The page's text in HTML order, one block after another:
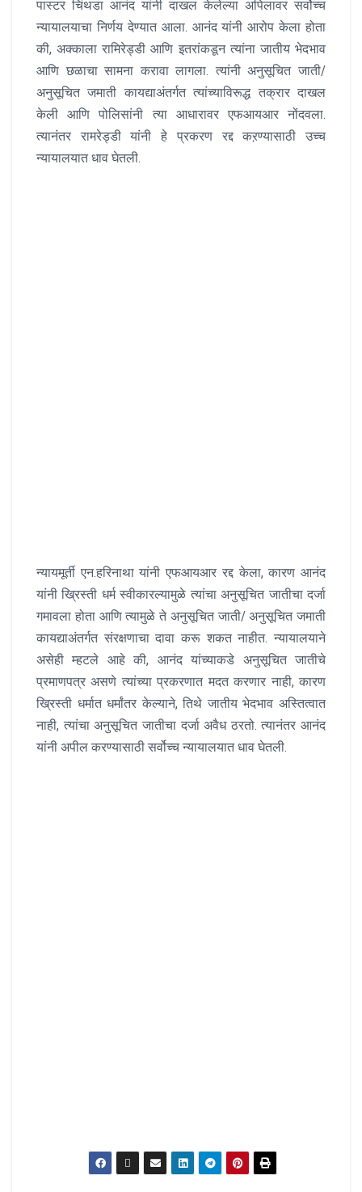
पास्टर चिंथडा आनंद यांनी दाखल केलेल्या अपिलावर सर्वोच्च
न्यायालयाचा निर्णय देण्यात आला. आनंद यांनी आरोप केला होता
की, अक्काला रामिरेड्डी आणि इतरांकडून त्यांना जातीय भेदभाव
आणि छळाचा सामना करावा लागला. त्यांनी अनुसूचित जाती/
अनुसूचित जमाती कायद्याअंतर्गत त्यांच्याविरूद्ध तक्रार दाखल
केली आणि पोलिसांनी त्या आधारावर एफआयआर नोंदवला.
त्यानंतर रामरेड्डी यांनी हे प्रकरण रद्द कऱण्यासाठी उच्च
न्यायालयात धाव घेतली.
न्यायमूर्ती एन.हरिनाथा यांनी एफआयआर रद्द केला, कारण आनंद
यांनी ख्रिस्ती धर्म स्वीकारल्यामुळे त्यांचा अनुसूचित जातीचा दर्जा
गमावला होता आणि त्यामुळे ते अनुसूचित जाती/ अनुसूचित जमाती
कायद्याअंतर्गत संरक्षणाचा दावा करू शकत नाहीत. न्यायालयाने
असेही म्हटले आहे की, आनंद यांच्याकडे अनुसूचित जातीचे
प्रमाणपत्र असणे त्यांच्या प्रकरणात मदत करणार नाही, कारण
ख्रिस्ती धर्मात धर्मांतर केल्याने, तिथे जातीय भेदभाव अस्तित्वात
नाही, त्यांचा अनुसूचित जातीचा दर्जा अवैध ठरतो. त्यानंतर आनंद
यांनी अपील करण्यासाठी सर्वोच्च न्यायालयात धाव घेतली.